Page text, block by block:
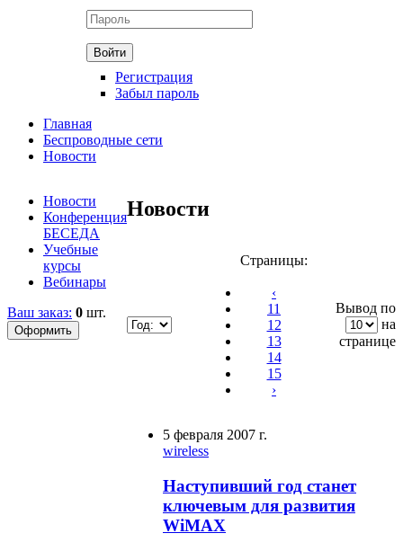
Регистрация
Забыл пароль
Главная
Беспроводные сети
Новости
Новости
Конференция
БЕСЕДА
Учебные
курсы
Вебинары
Ваш заказ: 0 шт.
Новости
Страницы:
‹
11
12
13
14
15
›
Вывод по
на
странице
5 февраля 2007 г.
wireless
Наступивший год станет
ключевым для развития
WiMAX